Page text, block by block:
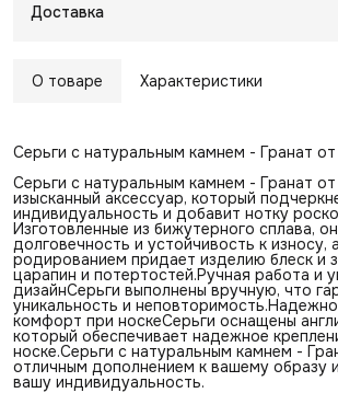
Доставка
О товаре Характеристики
Серьги с натуральным камнем - Гранат
Серьги с натуральным камнем - Гранат
изысканный аксессуар, который
индивидуальность и добавит нотку
Изготовленные из бижутерного сплава,
долговечность и устойчивость к износу,
родированием придает изделию блеск и
царапин и потертостей.Ручная работа и
дизайнСерьги выполнены вручную, что
уникальность и
комфорт при носкеСерьги оснащены
который обеспечивает надежное
носке.Серьги с натуральным камнем -
отличным дополнением к вашему образу
вашу индивидуальность.